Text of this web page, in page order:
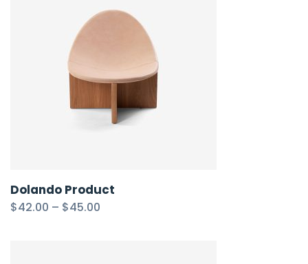
Dolando Product
$42.00 – $45.00